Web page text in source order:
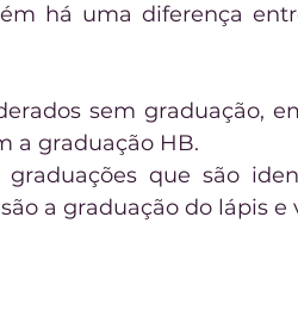
há uma diferença
sem graduação,
a graduação HB.
que são
a graduação do lápis e